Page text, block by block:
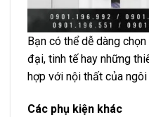
Bạn có thể dễ dàng
đại, tinh tế hay những
hợp với nội thất của ngôi
Các phụ kiện khác